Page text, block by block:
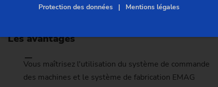
Détails
Les avantages
Vous maîtrisez l'utilisation du système de commande
des machines et le système de fabrication EMAG
Protection des données Mentions légales